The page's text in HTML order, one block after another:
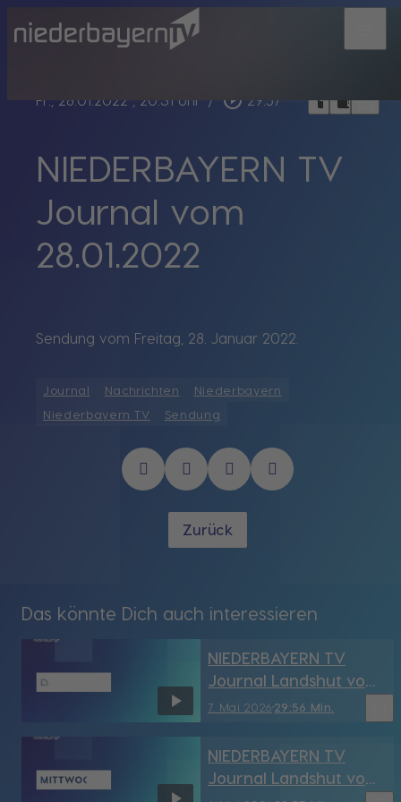
Fr., 28.01.2022 , 20:31 Uhr / play_circle_outline 29:57 headphoneschrome_reader_modebookmark_border
NIEDERBAYERN TV
Journal vom
28.01.2022
Sendung vom Freitag, 28. Januar 2022.
Journal Nachrichten
Niederbayern
Niederbayern TV
Sendung
Zurück
Das könnte Dich auch interessieren
7. Mai 2026 29:56 Min.
NIEDERBAYERN TV
Journal Landshut vom
7.05.2026
NIEDERBAYERN TV
Journal Landshut vom